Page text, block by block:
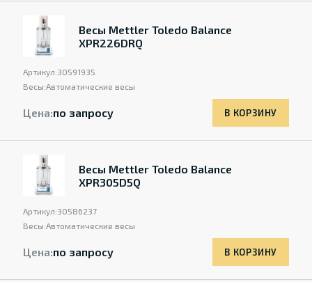
Весы Mettler Toledo Balance
XPR226DRQ
Артикул:30591935
Весы:Автоматические весы
Цена:по запросу В КОРЗИНУ
Весы Mettler Toledo Balance
XPR305D5Q
Артикул:30586237
Весы:Автоматические весы
Цена:по запросу В КОРЗИНУ